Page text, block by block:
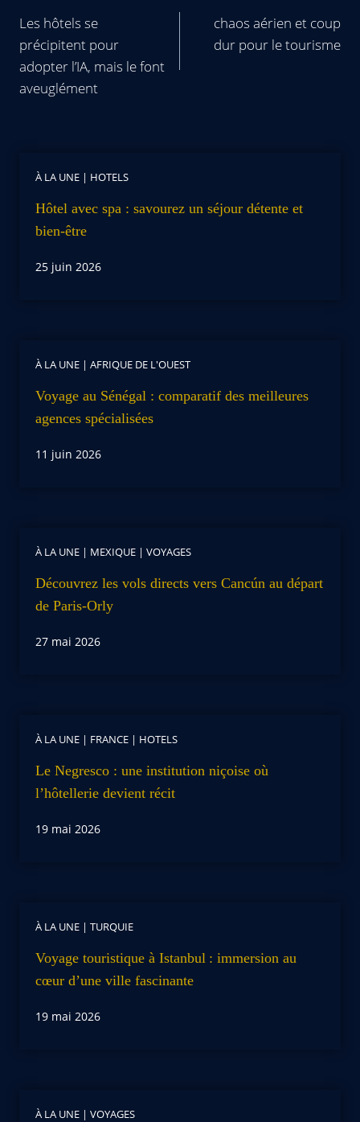
Les hôtels se
précipitent pour
adopter l’IA, mais le font
aveuglément
chaos aérien et coup
dur pour le tourisme
À LA UNE | HOTELS
Hôtel avec spa : savourez un séjour détente et
bien-être
25 juin 2026
À LA UNE | AFRIQUE DE L'OUEST
Voyage au Sénégal : comparatif des meilleures
agences spécialisées
11 juin 2026
À LA UNE | MEXIQUE | VOYAGES
Découvrez les vols directs vers Cancún au départ
de Paris-Orly
27 mai 2026
À LA UNE | FRANCE | HOTELS
Le Negresco : une institution niçoise où
l’hôtellerie devient récit
19 mai 2026
À LA UNE | TURQUIE
Voyage touristique à Istanbul : immersion au
cœur d’une ville fascinante
19 mai 2026
À LA UNE | VOYAGES